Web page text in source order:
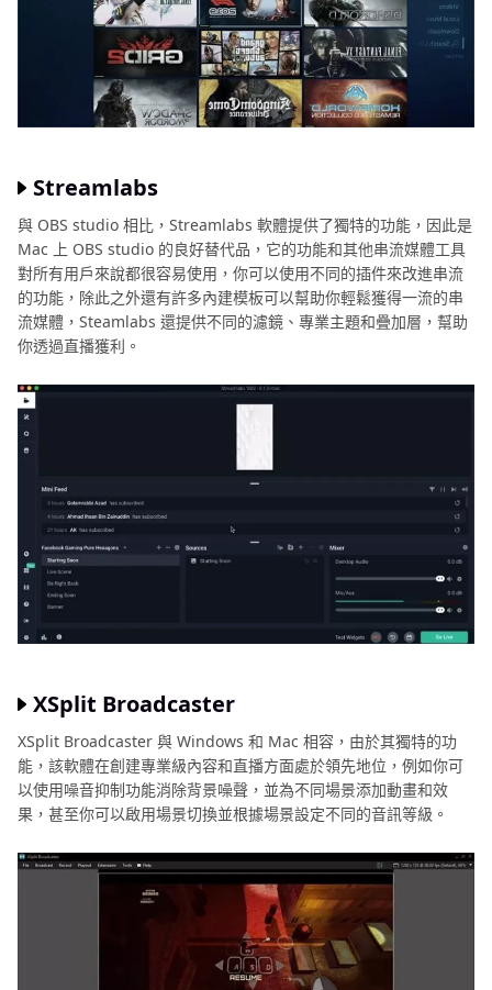
Streamlabs
與 OBS studio 相比，Streamlabs 軟體提供了獨特的功能，因此是
Mac 上 OBS studio 的良好替代品，它的功能和其他串流媒體工具
對所有用戶來說都很容易使用，你可以使用不同的插件來改進串流
的功能，除此之外還有許多內建模板可以幫助你輕鬆獲得一流的串
流媒體，Steamlabs 還提供不同的濾鏡、專業主題和疊加層，幫助
你透過直播獲利。
XSplit Broadcaster
XSplit Broadcaster 與 Windows 和 Mac 相容，由於其獨特的功
能，該軟體在創建專業級內容和直播方面處於領先地位，例如你可
以使用噪音抑制功能消除背景噪聲，並為不同場景添加動畫和效
果，甚至你可以啟用場景切換並根據場景設定不同的音訊等級。